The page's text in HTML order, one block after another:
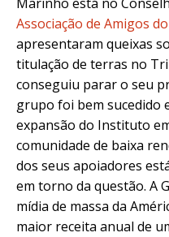
Marinho está no
Associação de Amigos
apresentaram queixas
titulação de terras no
conseguiu parar o seu
grupo foi bem sucedido
expansão do Instituto
comunidade de baixa
dos seus apoiadores
em torno da questão. A
mídia de massa da
maior receita anual de